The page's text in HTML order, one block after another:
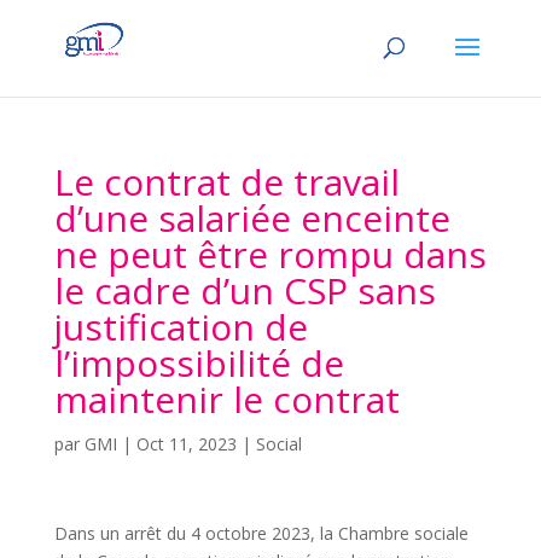
Le contrat de travail
d’une salariée enceinte
ne peut être rompu dans
le cadre d’un CSP sans
justification de
l’impossibilité de
maintenir le contrat
par GMI | Oct 11, 2023 | Social
Dans un arrêt du 4 octobre 2023, la Chambre sociale